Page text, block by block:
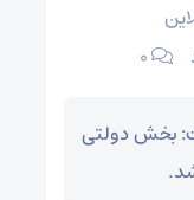
۰
بخش دولتی